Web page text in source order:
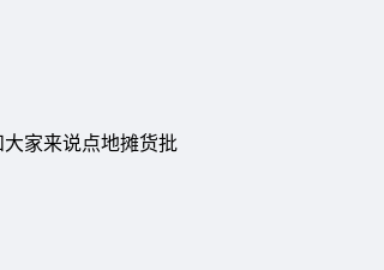
家来说点地摊货批